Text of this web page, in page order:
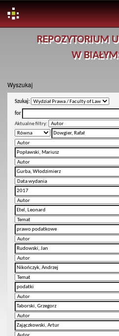
REPOZYTORIUM
W
Wyszukaj
Szukaj:
for
Aktualne filtry: